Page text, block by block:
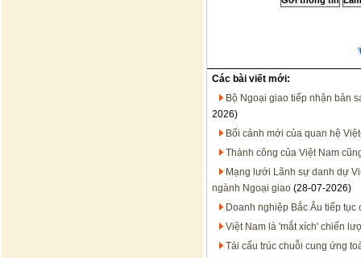
Các bài viết mới:
Bộ Ngoại giao tiếp nhận bản
2026)
Bối cảnh mới của quan hệ
Thành công của Việt Nam
Mạng lưới Lãnh sự danh dự
ngành Ngoại giao (28-07-2026)
Doanh nghiệp Bắc Âu tiếp
Việt Nam là 'mắt xích' chiến
Tái cấu trúc chuỗi cung ứng